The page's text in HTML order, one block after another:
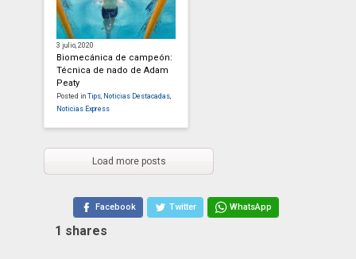
3 julio, 2020
Biomecánica de campeón:
Técnica de nado de Adam
Peaty
Posted in Tips Noticias Destacadas
Noticias Express
Load more posts
Facebook Twitter WhatsApp
1 shares